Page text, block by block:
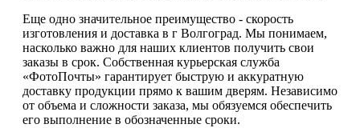
Еще одно значительное преимущество - скорость
изготовления и доставка в г Волгоград. Мы понимаем,
насколько важно для наших клиентов получить свои
заказы в срок. Собственная курьерская служба
«ФотоПочты» гарантирует быструю и аккуратную
доставку продукции прямо к вашим дверям. Независимо
от объема и сложности заказа, мы обязуемся обеспечить
его выполнение в обозначенные сроки.